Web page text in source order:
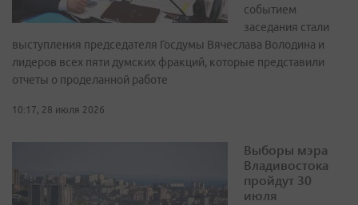
событием
заседания стали
выступления председателя Госдумы Вячеслава Володина и
лидеров всех пяти думских фракций, которые представили
отчеты о проделанной работе
10:17, 28 июля 2026
Выборы мэра
Владивостока
пройдут 30
июля